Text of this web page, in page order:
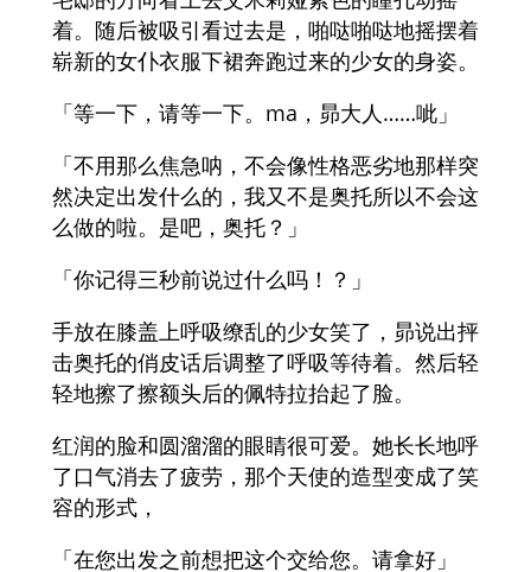
着。随后被吸引看过去是，啪哒啪哒地摇摆着
崭新的女仆衣服下裙奔跑过来的少女的身姿。
「等一下，请等一下。ma，昴大人……呲」
「不用那么焦急呐，不会像性格恶劣地那样突
然决定出发什么的，我又不是奥托所以不会这
么做的啦。是吧，奥托？」
「你记得三秒前说过什么吗！？」
手放在膝盖上呼吸缭乱的少女笑了，昴说出抨
击奥托的俏皮话后调整了呼吸等待着。然后轻
轻地擦了擦额头后的佩特拉抬起了脸。
红润的脸和圆溜溜的眼睛很可爱。她长长地呼
了口气消去了疲劳，那个天使的造型变成了笑
容的形式，
「在您出发之前想把这个交给您。请拿好」